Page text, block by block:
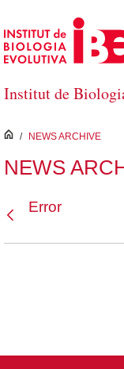
Saltar al contenido
Institut de
inici
/ NEWS ARCHIVE
NEWS
Error